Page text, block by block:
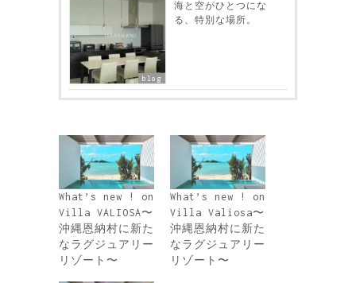
blog
海と空がひとつにな
る、特別な場所。
What’s new ! on
Villa VALIOSA〜
沖縄恩納村に新た
なラグジュアリー
リゾート〜
What’s new ! on
Villa Valiosa〜
沖縄恩納村に新た
なラグジュアリー
リゾート〜